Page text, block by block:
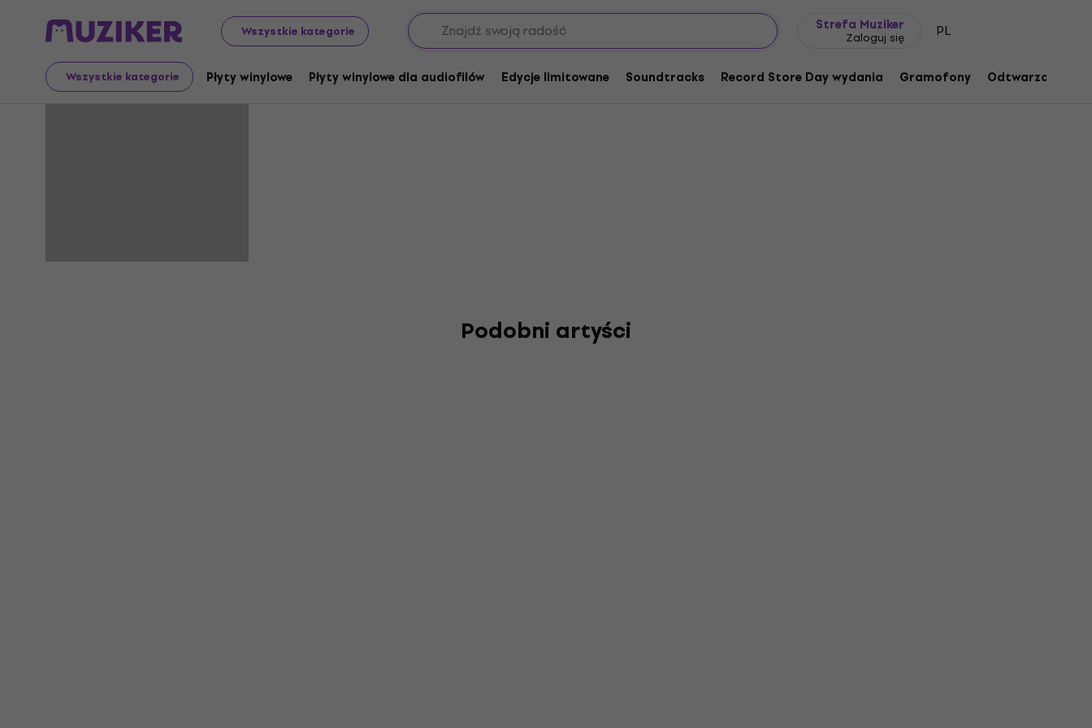
Wszystkie kategorie
Strefa Muziker
Zaloguj się PL
Wszystkie kategorie Płyty winylowe Płyty winylowe dla audiofilów Edycje limitowane Soundtracks Record Store Day wydania Gramofony Odtwarzacze
Kruste
Podobni artyści